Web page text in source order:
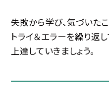
失敗から学び、気づいた
トライ＆エラーを繰り返し
上達していきましょう。